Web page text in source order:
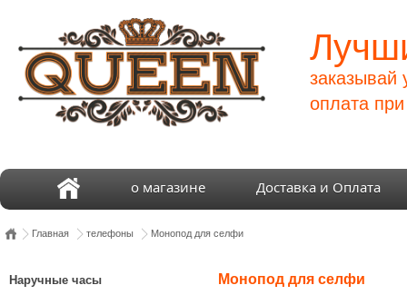
заказывай
оплата
о магазине Доставка и Оплата
Главная телефоны Монопод для селфи
Наручные часы Монопод для селфи